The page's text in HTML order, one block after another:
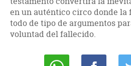
en un auténtico circo donde
todo de tipo de argumentos
voluntad del fallecido.